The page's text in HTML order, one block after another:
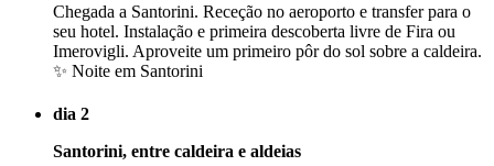
Chegada a Santorini. Receção no aeroporto e transfer para o
seu hotel. Instalação e primeira descoberta livre de Fira ou
Imerovigli. Aproveite um primeiro pôr do sol sobre a caldeira.
✨ Noite em Santorini
dia 2
Santorini, entre caldeira e aldeias